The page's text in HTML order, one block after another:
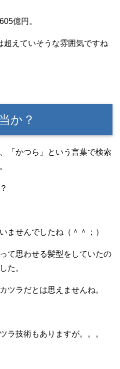
億円。
超えていそうな雰囲気ですね
か？
「かつら」という言葉で検索
ませんでしたね（＾＾；）
て思わせる髪型をしていたの
た。
ツラだとは思えませんね。
ラ技術もありますが。。。